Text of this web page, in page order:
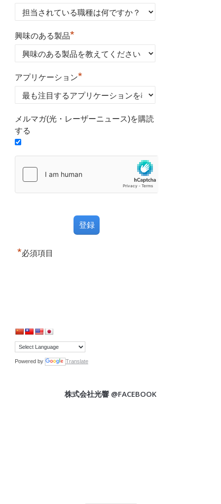
興味のある製品*
アプリケーション*
メルマガ(光・レーザーニュース)を購読
する
*必須項目
Powered by Translate
株式会社光響 @FACEBOOK